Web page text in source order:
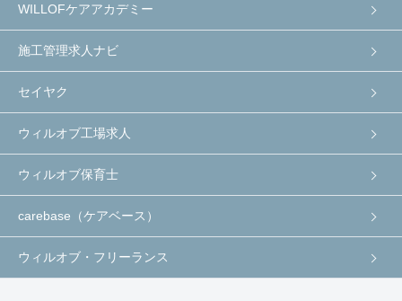
WILLOFケアアカデミー
施工管理求人ナビ
セイヤク
ウィルオブ工場求人
ウィルオブ保育士
carebase（ケアベース）
ウィルオブ・フリーランス